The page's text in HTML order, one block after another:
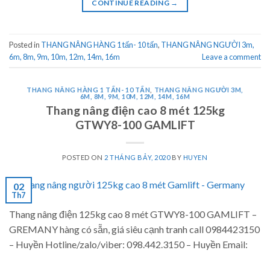
CONTINUE READING →
Posted in THANG NÂNG HÀNG 1 tấn- 10 tấn, THANG NÂNG NGƯỜI 3m,
6m, 8m, 9m, 10m, 12m, 14m, 16m
Leave a comment
THANG NÂNG HÀNG 1 TẤN- 10 TẤN
THANG NÂNG NGƯỜI 3M,
6M, 8M, 9M, 10M, 12M, 14M, 16M
Thang nâng điện cao 8 mét 125kg
GTWY8-100 GAMLIFT
POSTED ON 2 THÁNG BẢY, 2020BY HUYEN
02
Th7
Thang nâng điện 125kg cao 8 mét GTWY8-100 GAMLIFT –
GREMANY hàng có sẵn, giá siêu cạnh tranh call 0984423150
– Huyền Hotline/zalo/viber: 098.442.3150 – Huyền Email: